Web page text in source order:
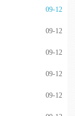
09-12
09-12
09-12
09-12
09-12